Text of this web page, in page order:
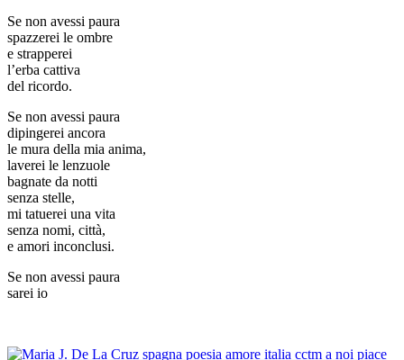
Se non avessi paura
spazzerei le ombre
e strapperei
l’erba cattiva
del ricordo.
Se non avessi paura
dipingerei ancora
le mura della mia anima,
laverei le lenzuole
bagnate da notti
senza stelle,
mi tatuerei una vita
senza nomi, città,
e amori inconclusi.
Se non avessi paura
sarei io